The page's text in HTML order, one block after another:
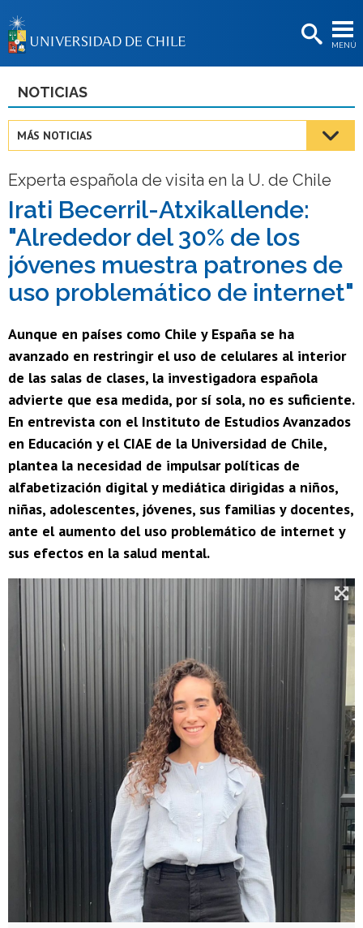
MENÚ
BIBLIOTECAS
Estudiantes
Académicas/os
Funcionarias/os
Egresadas/os
NOTICIAS
MÁS NOTICIAS
Experta española de visita en la U. de Chile
Irati Becerril-Atxikallende:
"Alrededor del 30% de los
jóvenes muestra patrones de
uso problemático de internet"
Aunque en países como Chile y España se ha
avanzado en restringir el uso de celulares al interior
de las salas de clases, la investigadora española
advierte que esa medida, por sí sola, no es suficiente.
En entrevista con el Instituto de Estudios Avanzados
en Educación y el CIAE de la Universidad de Chile,
plantea la necesidad de impulsar políticas de
alfabetización digital y mediática dirigidas a niños,
niñas, adolescentes, jóvenes, sus familias y docentes,
ante el aumento del uso problemático de internet y
sus efectos en la salud mental.